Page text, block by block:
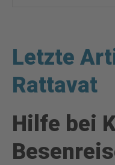
Letzte
Rattavat
Hilfe bei